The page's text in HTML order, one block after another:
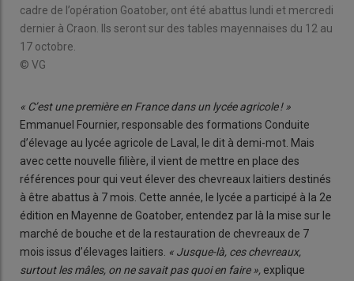
cadre de l’opération Goatober, ont été abattus lundi et mercredi
dernier à Craon. Ils seront sur des tables mayennaises du 12 au
17 octobre.
© VG
« C’est une première en France dans un lycée agricole ! »
Emmanuel Fournier, responsable des formations Conduite
d’élevage au lycée agricole de Laval, le dit à demi-mot. Mais
avec cette nouvelle filière, il vient de mettre en place des
références pour qui veut élever des chevreaux laitiers destinés
à être abattus à 7 mois. Cette année, le lycée a participé à la 2e
édition en Mayenne de Goatober, entendez par là la mise sur le
marché de bouche et de la restauration de chevreaux de 7
mois issus d’élevages laitiers. « Jusque-là, ces chevreaux,
surtout les mâles, on ne savait pas quoi en faire », explique